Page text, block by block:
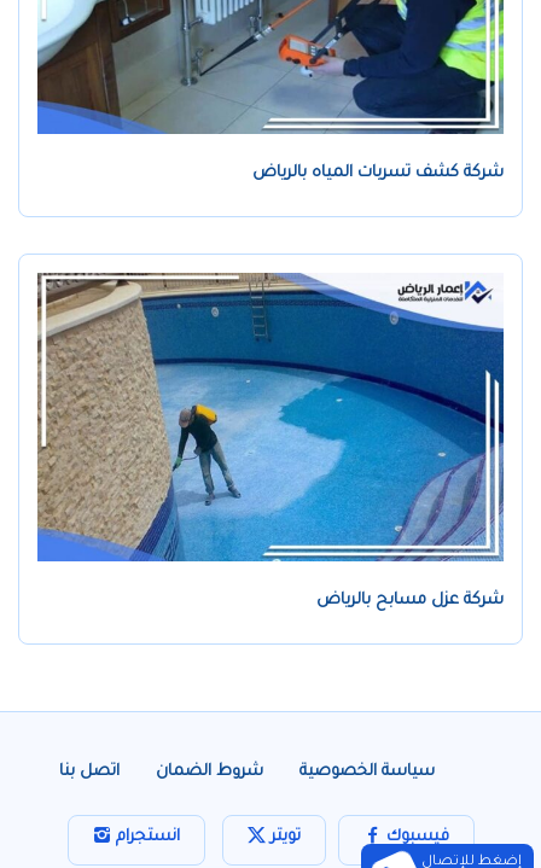
شركة كشف تسربات المياه بالرياض
شركة عزل مسابح بالرياض
سياسة الخصوصية شروط الضمان اتصل بنا
فيسبوك تويتر انستجرام
إضغط للإتصال